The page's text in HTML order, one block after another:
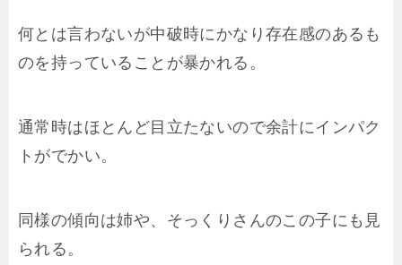
何とは言わないが中破時にかなり存在感のあるも
のを持っていることが暴かれる。
通常時はほとんど目立たないので余計にインパク
トがでかい。
同様の傾向は姉や、そっくりさんのこの子にも見
られる。